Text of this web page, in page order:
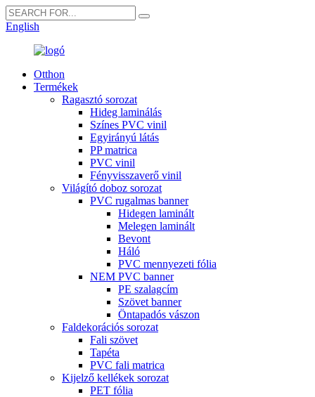
English
Otthon
Termékek
Ragasztó sorozat
Hideg laminálás
Színes PVC vinil
Egyirányú látás
PP matrica
PVC vinil
Fényvisszaverő vinil
Világító doboz sorozat
PVC rugalmas banner
Hidegen laminált
Melegen laminált
Bevont
Háló
PVC mennyezeti fólia
NEM PVC banner
PE szalagcím
Szövet banner
Öntapadós vászon
Faldekorációs sorozat
Fali szövet
Tapéta
PVC fali matrica
Kijelző kellékek sorozat
PET fólia